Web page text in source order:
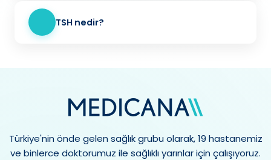
TSH nedir?
Türkiye'nin önde gelen sağlık grubu olarak, 19 hastanemiz
ve binlerce doktorumuz ile sağlıklı yarınlar için çalışıyoruz.